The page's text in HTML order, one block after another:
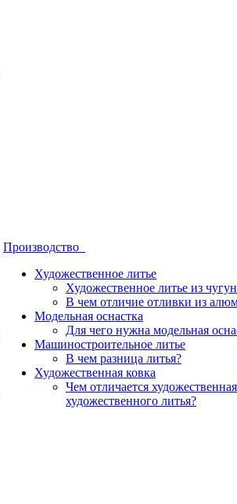
Производство
Художественное литье
Художественное литье из
В чем отличие отливки из
Модельная оснастка
Для чего нужна модельная
Машиностроительное литье
В чем разница литья?
Художественная ковка
Чем отличается
художественного литья?